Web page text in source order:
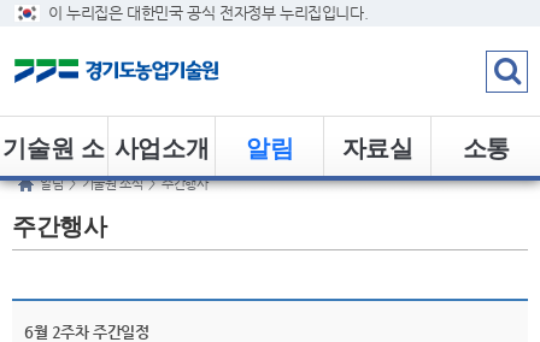
이 누리집은 대한민국 공식 전자정부 누리집입니다.
소통
자료실
알림
사업소개
기술원 소
개
알림 > 기술원 소식 > 주간행사
주간행사
6월 2주차 주간일정